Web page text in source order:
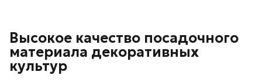
Высокое качество посадочного
материала декоративных
культур